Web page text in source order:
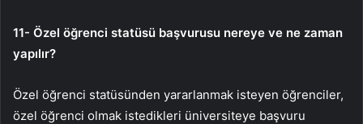
11- Özel öğrenci statüsü başvurusu nereye ve ne zaman
yapılır?
Özel öğrenci statüsünden yararlanmak isteyen öğrenciler,
özel öğrenci olmak istedikleri üniversiteye başvuru